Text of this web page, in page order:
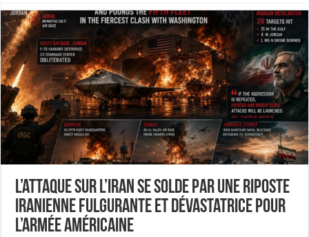
L’attaque sur l’Iran se solde par une riposte
iranienne fulgurante et dévastatrice pour
l’armée américaine